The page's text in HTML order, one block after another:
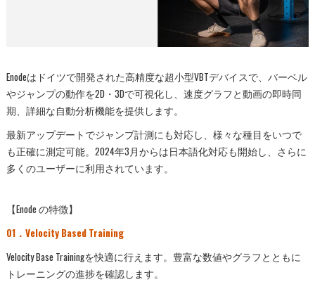
Enodeはドイツで開発された高精度な超小型VBTデバイスで、バーベル
やジャンプの動作を2D・3Dで可視化し、速度グラフと動画の即時同
期、詳細な自動分析機能を提供します。
最新アップデートでジャンプ計測にも対応し、様々な種目をいつで
も正確に測定可能。2024年3月からは日本語化対応も開始し、さらに
多くのユーザーに利用されています。
【Enode の特徴】
01．Velocity Based Training
Velocity Base Trainingを快適に行えます。豊富な数値やグラフとともに
トレーニングの​進捗を確認します。